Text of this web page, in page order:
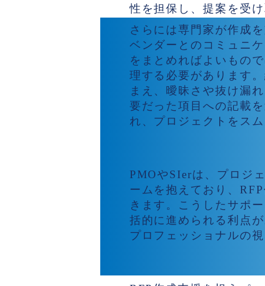
性を担保し、提案を受
さらには専門家が作成
ベンダーとのコミュニ
をまとめればよいもの
理する必要があります
まえ、曖昧さや抜け漏
要だった項目への記載
れ、プロジェクトをス
PMOやSIerは、プロジ
ームを抱えており、
きます。こうしたサポ
括的に進められる利点
プロフェッショナルの